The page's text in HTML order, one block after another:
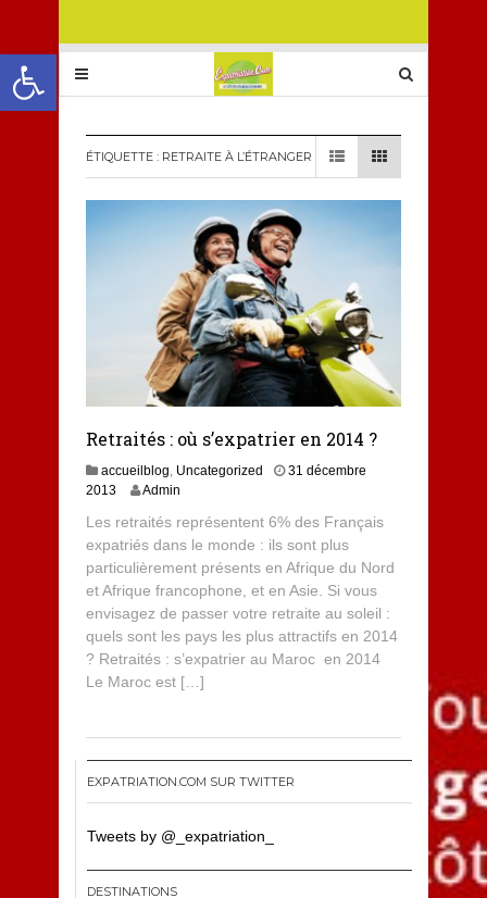
Ouvrir la barre d’outils
ÉTIQUETTE : RETRAITE À L’ÉTRANGER
Retraités : où s’expatrier en 2014 ?
accueilblog Uncategorized
31 décembre
2013
Admin
Les retraités représentent 6% des Français
expatriés dans le monde : ils sont plus
particulièrement présents en Afrique du Nord
et Afrique francophone, et en Asie. Si vous
envisagez de passer votre retraite au soleil :
quels sont les pays les plus attractifs en 2014
? Retraités : s’expatrier au Maroc en 2014
Le Maroc est […]
EXPATRIATION.COM SUR TWITTER
Tweets by @_expatriation_
DESTINATIONS